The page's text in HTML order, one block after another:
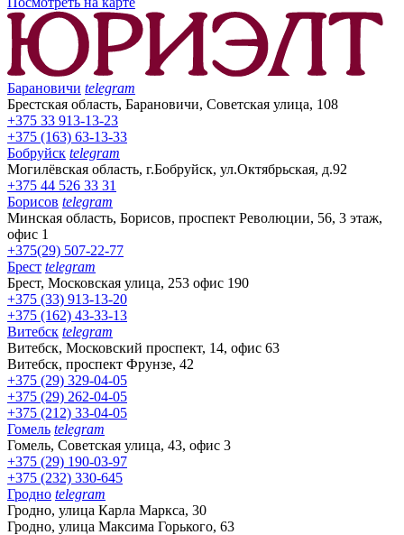
Барановичи telegram
Брестская область, Барановичи, Советская улица, 108
+375 33 913-13-23
+375 (163) 63-13-33
Бобруйск telegram
Могилёвская область, г.Бобруйск, ул.Октябрьская, д.92
+375 44 526 33 31
Борисов telegram
Минская область, Борисов, проспект Революции, 56, 3 этаж,
офис 1
+375(29) 507-22-77
Брест telegram
Брест, Московская улица, 253 офис 190
+375 (33) 913-13-20
+375 (162) 43-33-13
Витебск telegram
Витебск, Московский проспект, 14, офис 63
Витебск, проспект Фрунзе, 42
+375 (29) 329-04-05
+375 (29) 262-04-05
+375 (212) 33-04-05
Гомель telegram
Гомель, Советская улица, 43, офис 3
+375 (29) 190-03-97
+375 (232) 330-645
Гродно telegram
Гродно, улица Карла Маркса, 30
Гродно, улица Максима Горького, 63